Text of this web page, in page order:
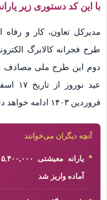
با این کد دستوری زیر
مدیرکل تعاون، کار و
طرح فجرانه کالابرگ
دوم این طرح ملی مصادف
فروردین ۱۴۰۳ ادامه خواهد داشت.
آنچه دیگران می‌خوانند
آماده واریز شد